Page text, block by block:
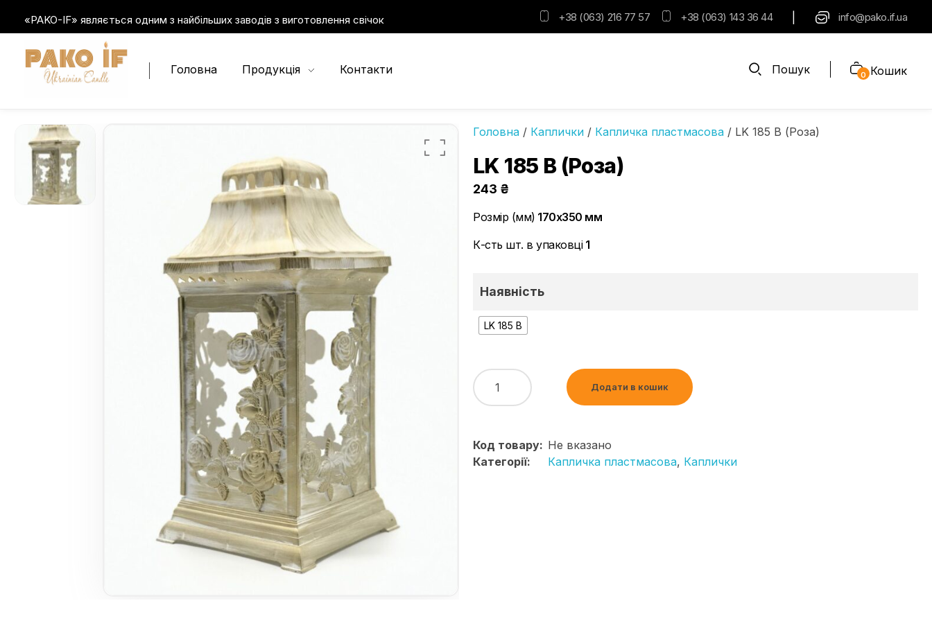
«PAKO-IF» являється одним з найбільших заводів з виготовлення свічок +38 (063) 216 77 57 +38 (063) 143 36 44 info@pako.if.ua
Головна Продукція Контакти Пошук 0 Кошик
Головна / Каплички / Капличка пластмасова / LK 185 B (Роза)
LK 185 B (Роза)
243 ₴
Розмір (мм) 170х350 мм
К-сть шт. в упаковці1
Наявність
LK 185 В
Додати в кошик
Код товару: Не вказано
Категорії:
Капличка пластмасова, Каплички